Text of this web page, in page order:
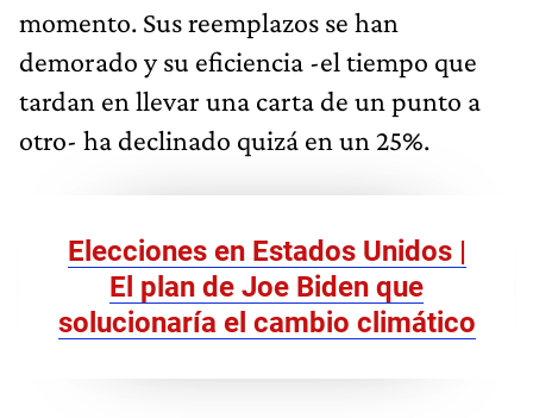
momento. Sus reemplazos se han
demorado y su eficiencia -el tiempo que
tardan en llevar una carta de un punto a
otro- ha declinado quizá en un 25%.
Elecciones en Estados Unidos |
El plan de Joe Biden que
solucionaría el cambio climático